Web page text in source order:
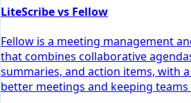
LiteScribe vs Fellow
Fellow is a meeting management
that combines collaborative
summaries, and action items, with
better meetings and keeping teams